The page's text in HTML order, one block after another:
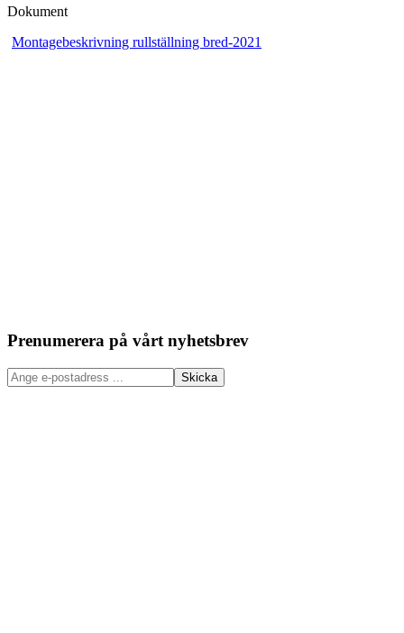
Dokument
Montagebeskrivning rullställning bred-2021
Prenumerera på vårt nyhetsbrev